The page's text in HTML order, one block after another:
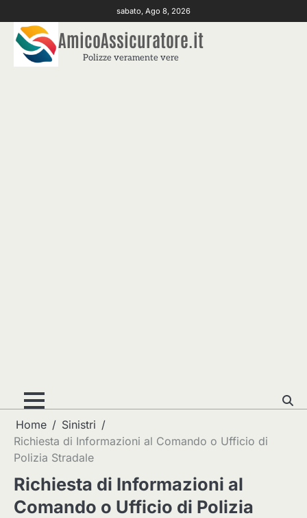
to
content
sabato, Ago 8, 2026
AmicoAssicuratore.it
Polizze veramente vere
Home
Sinistri
Richiesta di Informazioni al Comando o Ufficio di
Polizia Stradale
Richiesta di Informazioni al
Comando o Ufficio di Polizia